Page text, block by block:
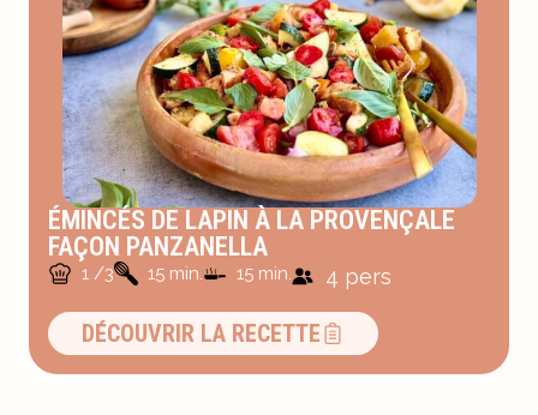
ÉMINCÉS DE LAPIN À LA PROVENÇALE
FAÇON PANZANELLA
1 /3 15 min. 15 min. 4 pers
DÉCOUVRIR LA RECETTE